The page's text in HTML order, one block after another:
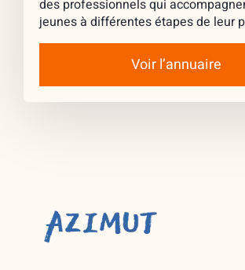
des professionnels qui
jeunes à différentes étapes de leur
Voir l’annuaire